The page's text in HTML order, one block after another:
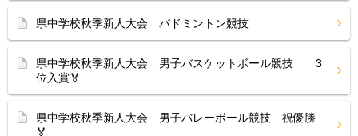
県中学校秋季新人大会 バドミントン競技
県中学校秋季新人大会 男子バスケットボール競技 3
位入賞🏅
県中学校秋季新人大会 男子バレーボール競技 祝優勝
🏅